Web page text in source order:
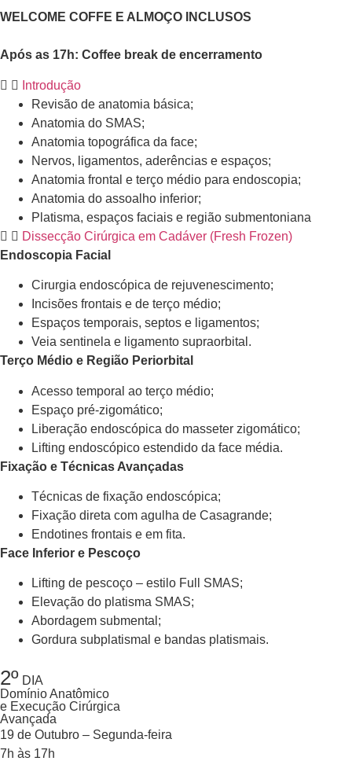
WELCOME COFFE E ALMOÇO INCLUSOS
Após as 17h: Coffee break de encerramento
Introdução
Revisão de anatomia básica;
Anatomia do SMAS;
Anatomia topográfica da face;
Nervos, ligamentos, aderências e espaços;
Anatomia frontal e terço médio para endoscopia;
Anatomia do assoalho inferior;
Platisma, espaços faciais e região submentoniana
Dissecção Cirúrgica em Cadáver (Fresh Frozen)
Endoscopia Facial
Cirurgia endoscópica de rejuvenescimento;
Incisões frontais e de terço médio;
Espaços temporais, septos e ligamentos;
Veia sentinela e ligamento supraorbital.
Terço Médio e Região Periorbital
Acesso temporal ao terço médio;
Espaço pré-zigomático;
Liberação endoscópica do masseter zigomático;
Lifting endoscópico estendido da face média.
Fixação e Técnicas Avançadas
Técnicas de fixação endoscópica;
Fixação direta com agulha de Casagrande;
Endotines frontais e em fita.
Face Inferior e Pescoço
Lifting de pescoço – estilo Full SMAS;
Elevação do platisma SMAS;
Abordagem submental;
Gordura subplatismal e bandas platismais.
2º DIA
Domínio Anatômico
e Execução Cirúrgica
Avançada
19 de Outubro – Segunda-feira
7h às 17h